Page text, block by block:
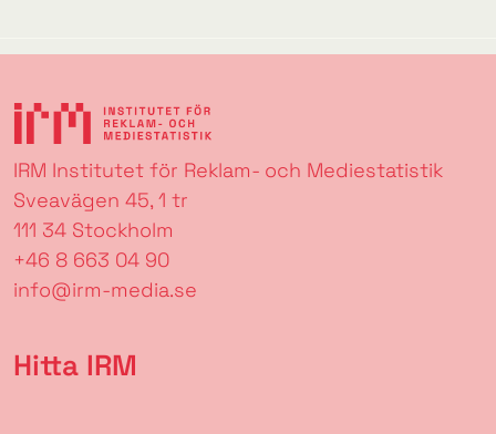
IRM Institutet för Reklam- och Mediestatistik
Sveavägen 45, 1 tr
111 34 Stockholm
+46 8 663 04 90
info@irm-media.se
Hitta IRM